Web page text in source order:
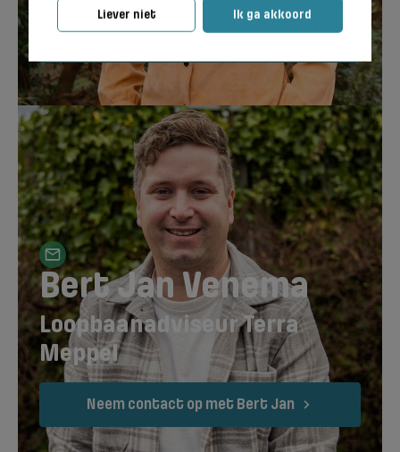
Liever niet Ik ga akkoord
Bert Jan Venema
Loopbaanadviseur Terra
Meppel
Neem contact op met Bert Jan